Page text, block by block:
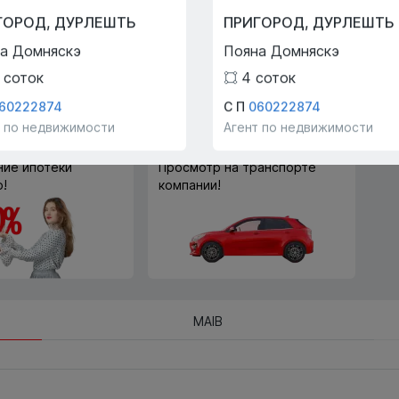
Trade-In
Trade-In мы поможем вам
купить эту квартиру в обмен
ипотеки
Просмотр на транспорте
компании!
MAIB
, ДУРЛЕШТЬ
Домняскэ
соток
по недвижимости
ПРИГОРОД, ДУРЛЕШТЬ
Пояна Домняскэ
4 соток
С П 060222874
Агент по недвижимости